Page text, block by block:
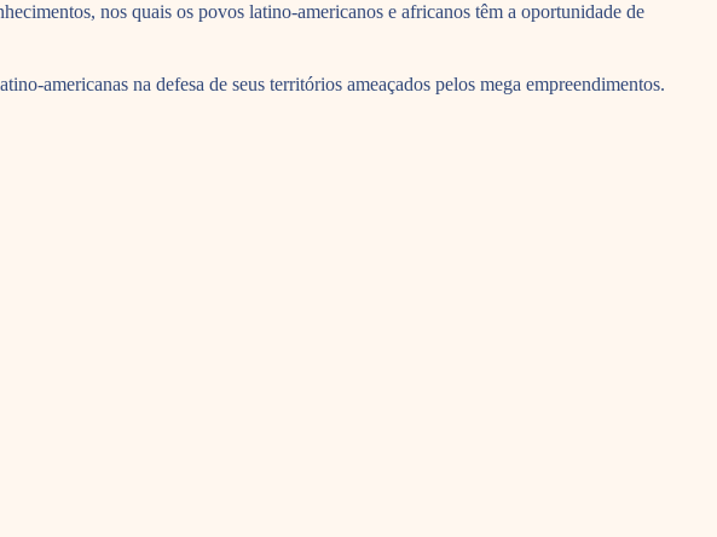
nos quais os povos latino-americanos e africanos têm a oportunidade de
americanas na defesa de seus territórios ameaçados pelos mega empreendimentos.